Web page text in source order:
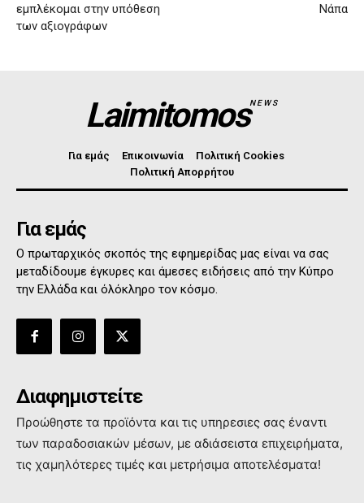
εμπλέκομαι στην υπόθεση
των αξιογράφων
Νάπα
LaimitomosNEWS
Για εμάς Επικοινωνία
Πολιτική Cookies
Πολιτική Απορρήτου
Για εμάς
Ο πρωταρχικός σκοπός της εφημερίδας μας είναι να σας
μεταδίδουμε έγκυρες και άμεσες ειδήσεις από την Κύπρο
την Ελλάδα και όλόκληρο τον κόσμο.
Διαφημιστείτε
Προώθηστε τα προϊόντα και τις υπηρεσιες σας έναντι
των παραδοσιακών μέσων, με αδιάσειστα επιχειρήματα,
τις χαμηλότερες τιμές και μετρήσιμα αποτελέσματα!